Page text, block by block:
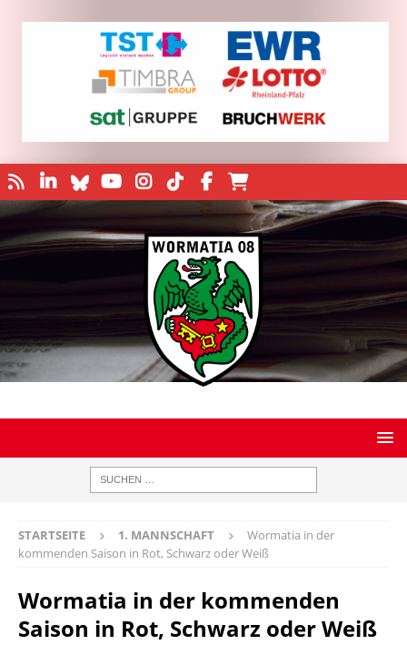
STARTSEITE 1. MANNSCHAFT
Wormatia in der
kommenden Saison in Rot, Schwarz oder Weiß
Wormatia in der kommenden
Saison in Rot, Schwarz oder Weiß